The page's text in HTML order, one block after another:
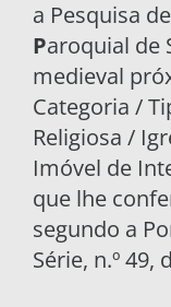
a Pesquisa
Paroquial de
medieval
Categoria /
Religiosa /
Imóvel de
que lhe
segundo a
Série, n.º 49,